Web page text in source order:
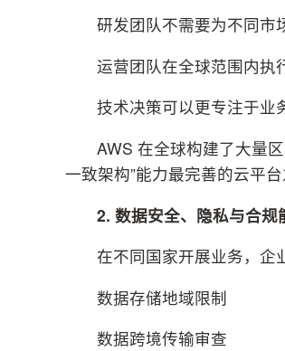
研发团队不需要为不同市
运营团队在全球范围内执
技术决策可以更专注于业
AWS 在全球构建了大量
一致架构”能力最完善的云平台
2. 数据安全、隐私与合
在不同国家开展业务，企
数据存储地域限制
数据跨境传输审查